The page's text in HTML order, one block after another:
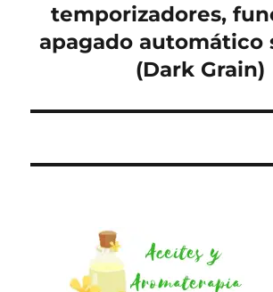
temporizadores,
apagado automático
(Dark Grain)